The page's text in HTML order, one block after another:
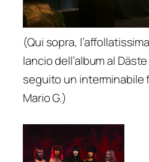
(Qui sopra,
lancio dell’album al
seguito un interminabile
Mario G.)